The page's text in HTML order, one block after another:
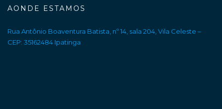
AONDE ESTAMOS
Rua Antônio Boaventura Batista, nº 14, sala 204, Vila Celeste –
CEP: 35162484 Ipatinga